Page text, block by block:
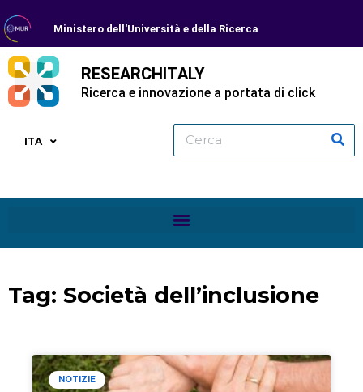
Ministero dell'Università e della Ricerca
RESEARCHITALY
Ricerca e innovazione a portata di click
ITA
Tag: Società dell’inclusione
NOTIZIE